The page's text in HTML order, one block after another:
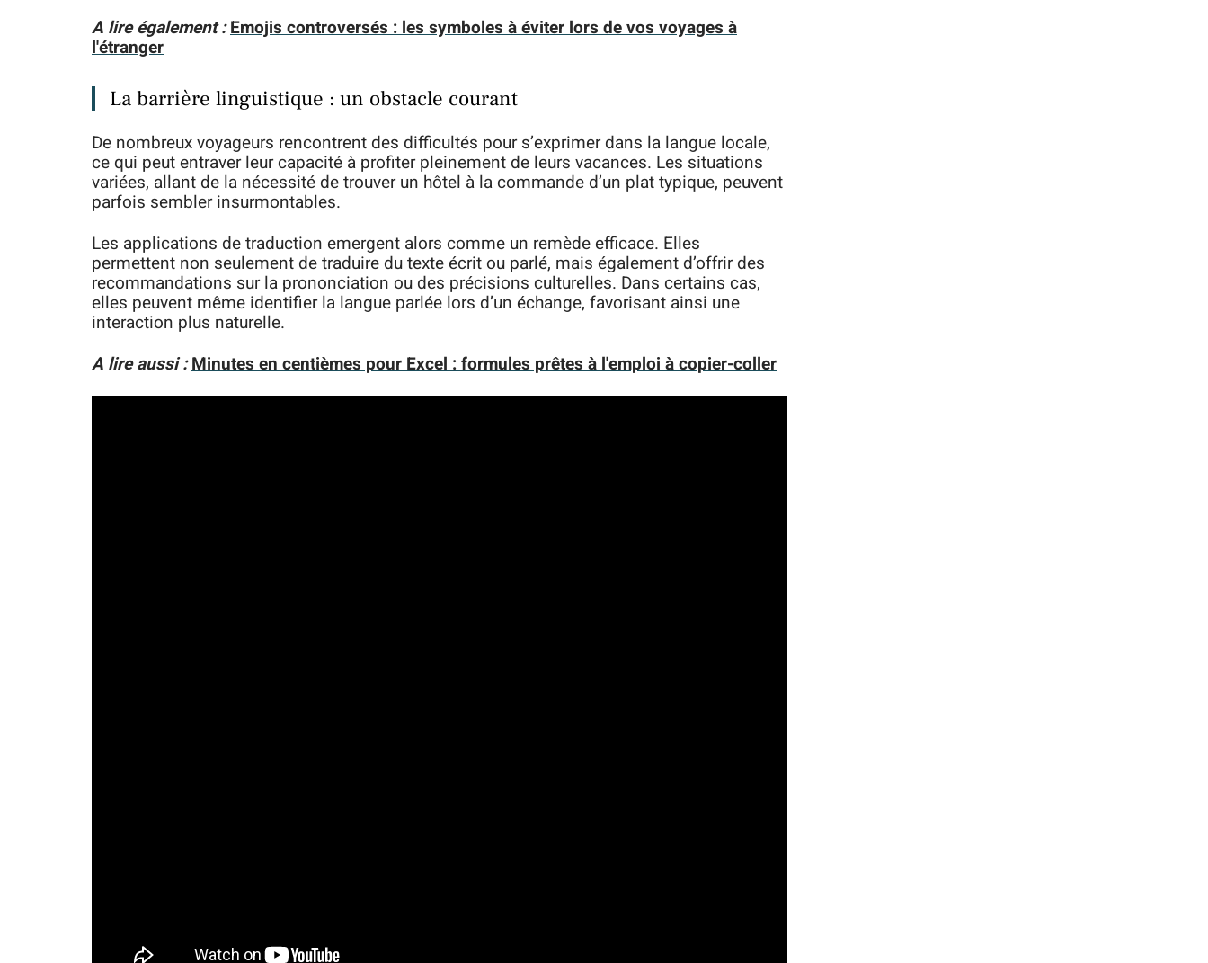
A lire également :Emojis controversés : les symboles à éviter lors de vos voyages à
l'étranger
La barrière linguistique : un obstacle courant
De nombreux voyageurs rencontrent des difficultés pour s’exprimer dans la langue locale,
ce qui peut entraver leur capacité à profiter pleinement de leurs vacances. Les situations
variées, allant de la nécessité de trouver un hôtel à la commande d’un plat typique, peuvent
parfois sembler insurmontables.
Les applications de traduction emergent alors comme un remède efficace. Elles
permettent non seulement de traduire du texte écrit ou parlé, mais également d’offrir des
recommandations sur la prononciation ou des précisions culturelles. Dans certains cas,
elles peuvent même identifier la langue parlée lors d’un échange, favorisant ainsi une
interaction plus naturelle.
A lire aussi :Minutes en centièmes pour Excel : formules prêtes à l'emploi à copier-coller